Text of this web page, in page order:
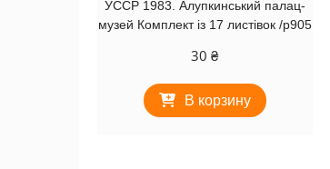
УССР 1983. Алупкинський палац-
музей Комплект із 17 листівок /р905
30₴
В корзину